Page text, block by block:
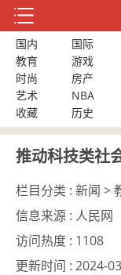
国内 国际
教育
游戏
时尚
房产
艺术
NBA
收藏
历史
推动科技类社
栏目分类 : 新闻 >
信息来源 : 人民网
访问热度 : 1108
更新时间 : 2024-